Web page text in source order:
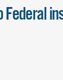
Federal